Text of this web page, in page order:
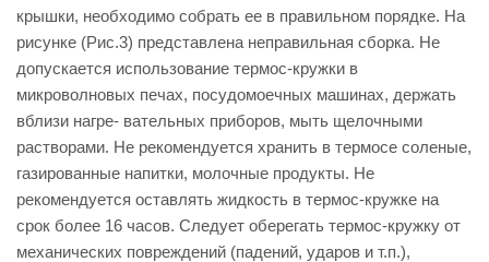
крышки, необходимо собрать ее в правильном порядке. На
рисунке (Рис.3) представлена неправильная сборка. Не
допускается использование термос-кружки в
микроволновых печах, посудомоечных машинах, держать
вблизи нагре- вательных приборов, мыть щелочными
растворами. Не рекомендуется хранить в термосе соленые,
газированные напитки, молочные продукты. Не
рекомендуется оставлять жидкость в термос-кружке на
срок более 16 часов. Следует оберегать термос-кружку от
механических повреждений (падений, ударов и т.п.),